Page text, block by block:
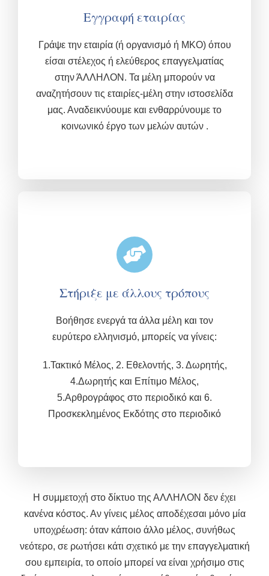
Εγγραφή εταιρίας
Γράψε την εταιρία (ή οργανισμό ή ΜΚΟ) όπου
είσαι στέλεχος ή ελεύθερος επαγγελματίας
στην ΆΛΛΗΛΟΝ. Τα μέλη μπορούν να
αναζητήσουν τις εταιρίες-μέλη στην ιστοσελίδα
μας. Αναδεικνύουμε και ενθαρρύνουμε το
κοινωνικό έργο των μελών αυτών .
Στήριξε με άλλους τρόπους
Βοήθησε ενεργά τα άλλα μέλη και τον
ευρύτερο ελληνισμό, μπορείς να γίνεις:
1.Τακτικό Μέλος, 2. Εθελοντής, 3. Δωρητής,
4.Δωρητής και Επίτιμο Μέλος,
5.Αρθρογράφος στο περιοδικό και 6.
Προσκεκλημένος Εκδότης στο περιοδικό
Η συμμετοχή στο δίκτυο της ΑΛΛΗΛΟΝ δεν έχει
κανένα κόστος. Αν γίνεις μέλος αποδέχεσαι μόνο μία
υποχρέωση: όταν κάποιο άλλο μέλος, συνήθως
νεότερο, σε ρωτήσει κάτι σχετικό με την επαγγελματική
σου εμπειρία, το οποίο μπορεί να είναι χρήσιμο στις